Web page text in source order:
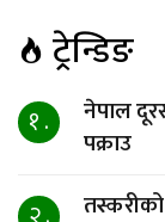
ट्रेन्डिङ
१ .
नेपाल
पक्राउ